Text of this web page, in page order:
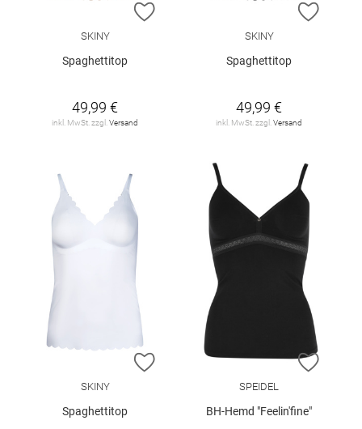
ZUR WUNSCHLISTE HINZUFÜGEN
SKINY
Spaghettitop
49,99 €
inkl. MwSt. zzgl.Versand
ZUR
SKINY
Spaghettitop
49,99 €
inkl. MwSt. zzgl.Versand
ZUR WUNSCHLISTE HINZUFÜGEN
SKINY
Spaghettitop
ZUR
SPEIDEL
BH-Hemd "Feelin'fine"